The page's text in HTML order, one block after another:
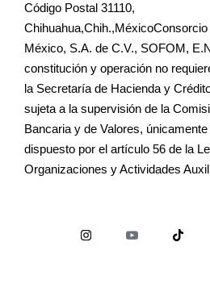
Código Postal 31110,
México, S.A. de C.V., SOFOM,
constitución y operación no
la Secretaría de Hacienda y
sujeta a la supervisión de la
Bancaria y de Valores,
dispuesto por el artículo 56 de la
Organizaciones y Actividades